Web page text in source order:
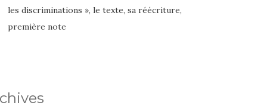
les discriminations », le texte, sa réécriture,
première note